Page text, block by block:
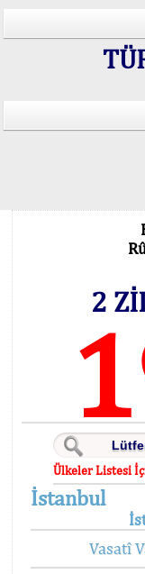
2
Ülkeler Listesi
İstanbul
Vasatî